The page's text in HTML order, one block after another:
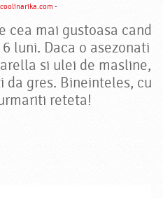
coolinarika.com -
cea mai gustoasa cand
luni. Daca o asezonati
si ulei de masline,
da gres. Bineinteles, cu
reteta!